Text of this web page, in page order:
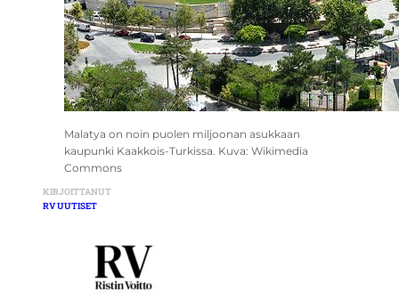
Malatya on noin puolen miljoonan asukkaan
kaupunki Kaakkois-Turkissa. Kuva: Wikimedia
Commons
KIRJOITTANUT
RV UUTISET